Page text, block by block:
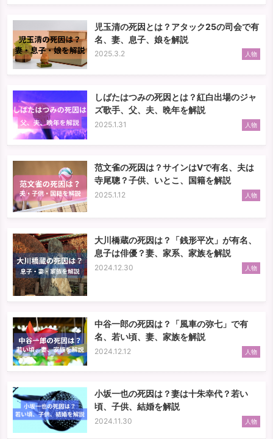
児玉清の死因とは？アタック25の司会で有
名、妻、息子、娘を解説
2025.3.2 人物
しばたはつみの死因とは？紅白出場のジャ
ズ歌手、父、夫、晩年を解説
2025.1.31 人物
范文雀の死因は？サインはVで有名、夫は
寺尾聰？子供、いとこ、国籍を解説
2025.1.12 人物
大川橋蔵の死因は？「銭形平次」が有名、
息子は俳優？妻、家系、家族を解説
2024.12.30 人物
中谷一郎の死因は？「風車の弥七」で有
名、若い頃、妻、家族を解説
2024.12.12 人物
小坂一也の死因は？妻は十朱幸代？若い
頃、子供、結婚を解説
2024.11.30 人物